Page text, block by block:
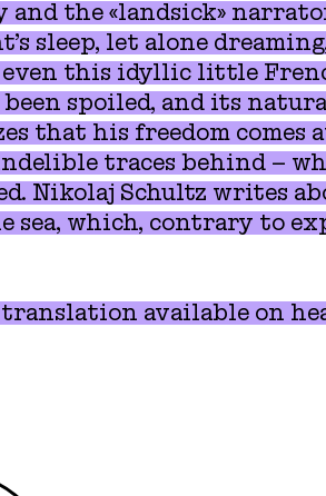
and the «landsick»
sleep, let alone
even this idyllic little
spoiled, and its
that his freedom comes
traces behind –
Nikolaj Schultz writes
sea, which, contrary to
available on